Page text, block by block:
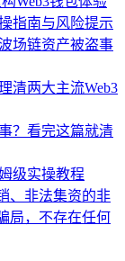
指南与风险提示
场链资产被盗事
清两大主流Web3
？看完这篇就清
级实操教程
、非法集资的非
局，不存在任何